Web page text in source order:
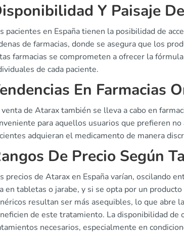
Y Paisaje
pacientes en España tienen la posibilidad de
de farmacias, donde se asegura que los
farmacias se comprometen a ofrecer la
de cada paciente.
En Farmacias
venta de Atarax también se lleva a cabo en
para aquellos usuarios que prefieren
adquieran el medicamento de manera
De Precio Según
precios de Atarax en España varían, oscilando
en tabletas o jarabe, y si se opta por un
resultan ser más asequibles, lo que abre
de este tratamiento. La disponibilidad de
necesarios, especialmente en